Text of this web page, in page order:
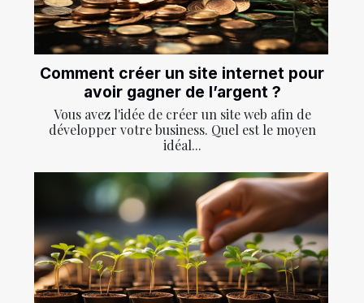
Comment créer un site internet pour
avoir gagner de l’argent ?
Vous avez l'idée de créer un site web afin de
développer votre business. Quel est le moyen
idéal...